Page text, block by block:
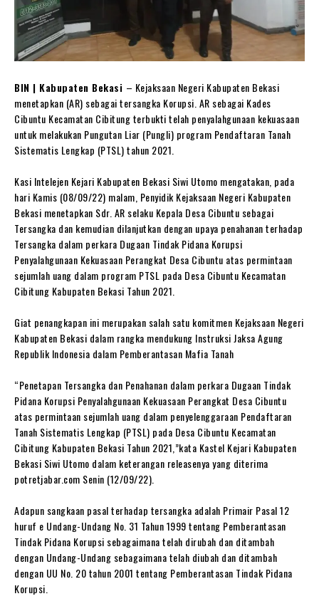
BIN | Kabupaten Bekasi – Kejaksaan Negeri Kabupaten Bekasi
menetapkan (AR) sebagai tersangka Korupsi. AR sebagai Kades
Cibuntu Kecamatan Cibitung terbukti telah penyalahgunaan kekuasaan
untuk melakukan Pungutan Liar (Pungli) program Pendaftaran Tanah
Sistematis Lengkap (PTSL) tahun 2021.
Kasi Intelejen Kejari Kabupaten Bekasi Siwi Utomo mengatakan, pada
hari Kamis (08/09/22) malam, Penyidik Kejaksaan Negeri Kabupaten
Bekasi menetapkan Sdr. AR selaku Kepala Desa Cibuntu sebagai
Tersangka dan kemudian dilanjutkan dengan upaya penahanan terhadap
Tersangka dalam perkara Dugaan Tindak Pidana Korupsi
Penyalahgunaan Kekuasaan Perangkat Desa Cibuntu atas permintaan
sejumlah uang dalam program PTSL pada Desa Cibuntu Kecamatan
Cibitung Kabupaten Bekasi Tahun 2021.
Giat penangkapan ini merupakan salah satu komitmen Kejaksaan Negeri
Kabupaten Bekasi dalam rangka mendukung Instruksi Jaksa Agung
Republik Indonesia dalam Pemberantasan Mafia Tanah
“Penetapan Tersangka dan Penahanan dalam perkara Dugaan Tindak
Pidana Korupsi Penyalahgunaan Kekuasaan Perangkat Desa Cibuntu
atas permintaan sejumlah uang dalam penyelenggaraan Pendaftaran
Tanah Sistematis Lengkap (PTSL) pada Desa Cibuntu Kecamatan
Cibitung Kabupaten Bekasi Tahun 2021,”kata Kastel Kejari Kabupaten
Bekasi Siwi Utomo dalam keterangan releasenya yang diterima
potretjabar.com Senin (12/09/22).
Adapun sangkaan pasal terhadap tersangka adalah Primair Pasal 12
huruf e Undang-Undang No. 31 Tahun 1999 tentang Pemberantasan
Tindak Pidana Korupsi sebagaimana telah dirubah dan ditambah
dengan Undang-Undang sebagaimana telah diubah dan ditambah
dengan UU No. 20 tahun 2001 tentang Pemberantasan Tindak Pidana
Korupsi.